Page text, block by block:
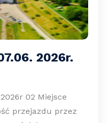
2026r.
02 Miejsce
przejazdu przez